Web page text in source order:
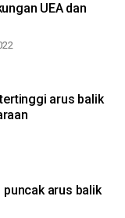
UEA dan
arus balik
arus balik